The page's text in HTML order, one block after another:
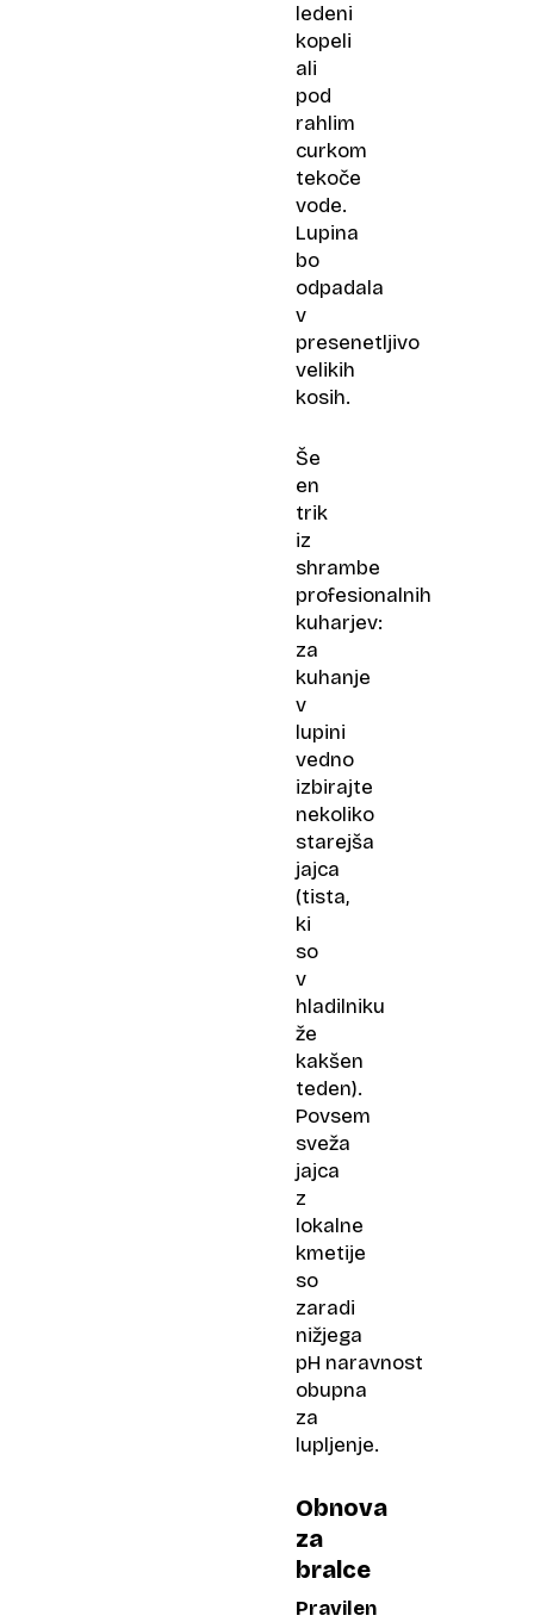
ledeni
kopeli
ali
pod
rahlim
curkom
tekoče
vode.
Lupina
bo
odpadala
v
presenetljivo
velikih
kosih.
Še
en
trik
iz
shrambe
profesionalnih
kuharjev:
za
kuhanje
v
lupini
vedno
izbirajte
nekoliko
starejša
jajca
(tista,
ki
so
v
hladilniku
že
kakšen
teden).
Povsem
sveža
jajca
z
lokalne
kmetije
so
zaradi
nižjega
pH naravnost
obupna
za
lupljenje.
Obnova
za
bralce
Pravilen